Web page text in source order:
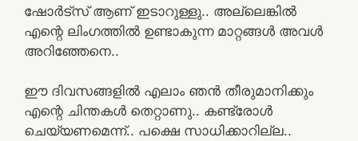
ഷോർട്സ് ആണ് ഇടാറുള്ളു.. അല്ലെങ്കിൽ
എന്റെ ലിംഗത്തിൽ ഉണ്ടാകുന്ന മാറ്റങ്ങൾ അവൾ
അറിഞ്ഞേനെ..
ഈ ദിവസങ്ങളിൽ എലാം ഞൻ തീരുമാനിക്കും
എന്റെ ചിന്തകൾ തെറ്റാണു.. കണ്ട്രോൾ
ചെയ്യണമെന്ന്.. പക്ഷെ സാധിക്കാറില്ല..